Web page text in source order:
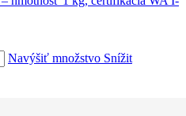
Navýšiť množstvo Snížit